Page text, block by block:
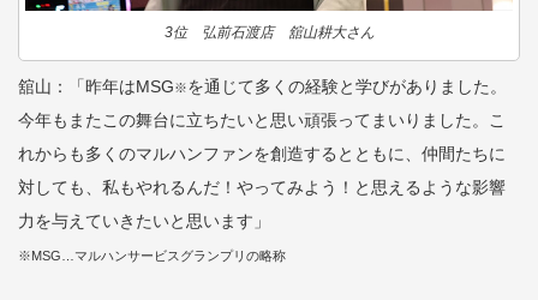
3位 弘前石渡店 舘山耕大さん
舘山：「昨年はMSG※を通じて多くの経験と学びがありました。
今年もまたこの舞台に立ちたいと思い頑張ってまいりました。こ
れからも多くのマルハンファンを創造するとともに、仲間たちに
対しても、私もやれるんだ！やってみよう！と思えるような影響
力を与えていきたいと思います」
※MSG…マルハンサービスグランプリの略称